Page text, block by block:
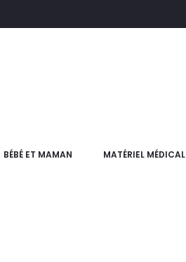
BÉBÉ ET MAMAN MATÉRIEL MÉDICAL